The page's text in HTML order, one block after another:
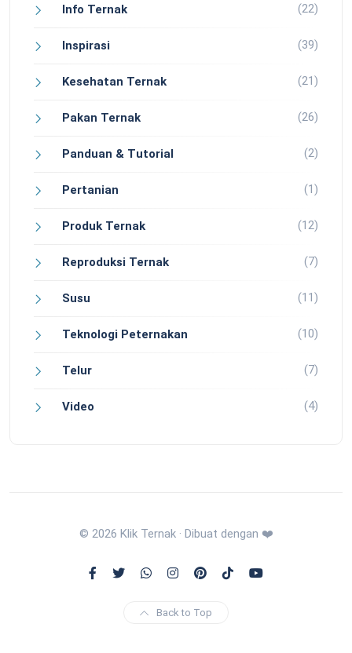
Info Ternak (22)
Inspirasi (39)
Kesehatan Ternak (21)
Pakan Ternak (26)
Panduan & Tutorial (2)
Pertanian (1)
Produk Ternak (12)
Reproduksi Ternak (7)
Susu (11)
Teknologi Peternakan (10)
Telur (7)
Video (4)
© 2026 Klik Ternak · Dibuat dengan ❤️
Back to Top